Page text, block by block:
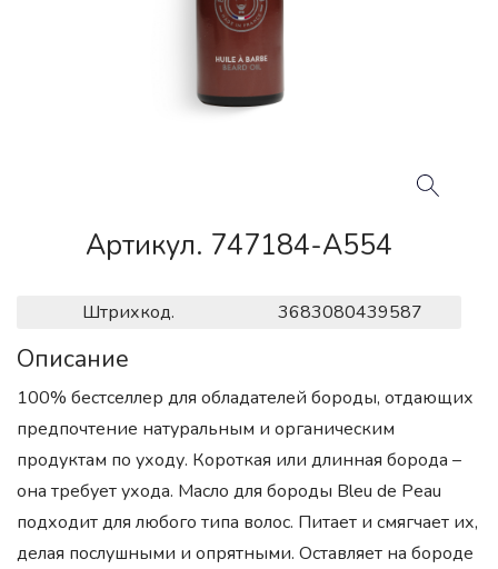
Артикул. 747184-A554
Штрихкод. 3683080439587
Описание
100% бестселлер для обладателей бороды, отдающих
предпочтение натуральным и органическим
продуктам по уходу. Короткая или длинная борода –
она требует ухода. Масло для бороды Bleu de Peau
подходит для любого типа волос. Питает и смягчает их,
делая послушными и опрятными. Оставляет на бороде